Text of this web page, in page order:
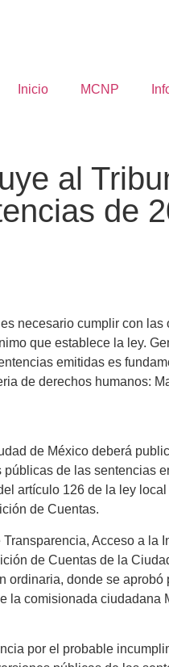
Inicio MCNP
al
de
necesario cumplir con
que establece la ley.
emitidas es
de derechos humanos:
de México deberá
de las sentencias
artículo 126 de la ley
de Cuentas.
Acceso a la
de Cuentas de la
ordinaria, donde se aprobó
la comisionada ciudadana
por el probable